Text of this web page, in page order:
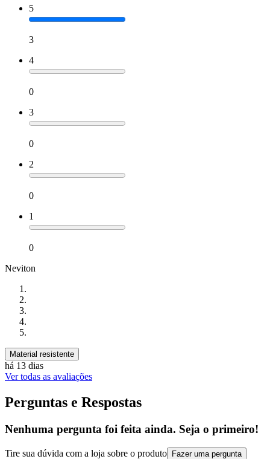
5
3
4
0
3
0
2
0
1
0
Neviton
Material resistente
há 13 dias
Ver todas as avaliações
Perguntas e Respostas
Nenhuma pergunta foi feita ainda. Seja o primeiro!
Tire sua dúvida com a loja sobre o produto Fazer uma pergunta